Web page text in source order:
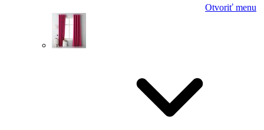
Otvoriť menu